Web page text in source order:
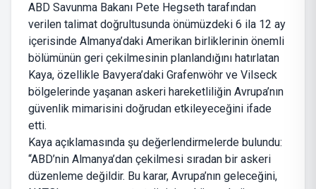
ABD Savunma Bakanı Pete Hegseth tarafından
verilen talimat doğrultusunda önümüzdeki 6 ila 12 ay
içerisinde Almanya’daki Amerikan birliklerinin önemli
bölümünün geri çekilmesinin planlandığını hatırlatan
Kaya, özellikle Bavyera’daki Grafenwöhr ve Vilseck
bölgelerinde yaşanan askeri hareketliliğin Avrupa’nın
güvenlik mimarisini doğrudan etkileyeceğini ifade
etti.
Kaya açıklamasında şu değerlendirmelerde bulundu:
“ABD’nin Almanya’dan çekilmesi sıradan bir askeri
düzenleme değildir. Bu karar, Avrupa’nın geleceğini,